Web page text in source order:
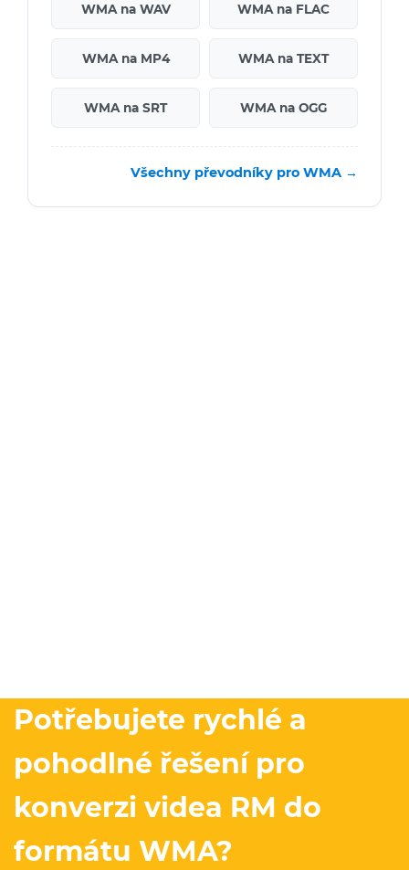
WMA na WAV WMA na FLAC
WMA na MP4 WMA na TEXT
WMA na SRT WMA na OGG
Všechny převodníky pro WMA →
Potřebujete rychlé a
pohodlné řešení pro
konverzi videa RM do
formátu WMA?